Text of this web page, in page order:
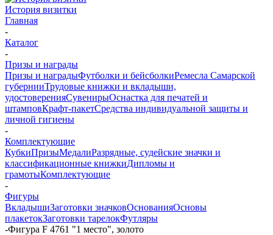
История визитки
Главная
-
Каталог
-
Призы и награды
Призы и наградыФутболки и бейсболкиРемесла Самарской
губернииТрудовые книжки и вкладыши,
удостоверенияСувенирыОснастка для печатей и
штамповКрафт-пакетСредства индивидуальной защиты и
личной гигиены
-
Комплектующие
КубкиПризыМедалиРазрядные, судейские значки и
классификационные книжкиДипломы и
грамотыКомплектующие
-
Фигуры
ВкладышиЗаготовки значковОснованияОсновы
плакетокЗаготовки тарелокФутляры
-Фигура F 4761 "1 место", золото